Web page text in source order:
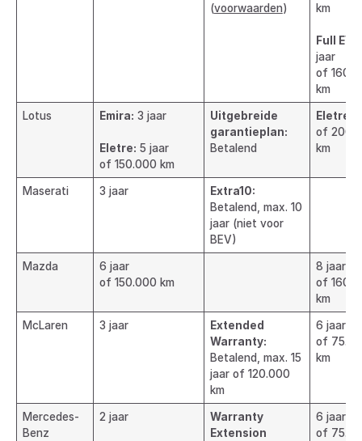
(voorwaarden)
km
Full EV:
jaar
of
km
Lotus Emira: 3 jaar
Eletre: 5 jaar
of 150.000 km
Uitgebreide
garantieplan:
Betalend
Eletre:
of
km
Maserati 3 jaar
Extra10:
Betalend, max. 10
jaar (niet voor
BEV)
Mazda
6 jaar
of 150.000 km
8 jaar
of
km
McLaren 3 jaar
Extended
Warranty:
Betalend, max. 15
jaar of 120.000
km
6 jaar
of
km
Mercedes-
Benz
2 jaar
Warranty
Extension
6 jaar
of